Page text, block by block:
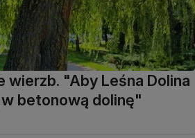
wierzb. "Aby Leśna Dolina
w betonową dolinę"